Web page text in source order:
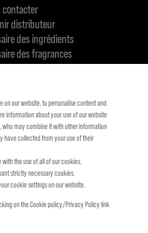
contacter
distributeur
des ingrédients
des fragrances
en terme de durabilité
on our website, to personalise content and
information about your use of our website
may combine it with other information
have collected from your use of their
the use of all of our cookies.
strictly necessary cookies.
cookie settings on our website.
on the Cookie policy/Privacy Policy link